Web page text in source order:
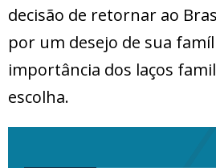
decisão de retornar ao
por um desejo de sua
importância dos laços
escolha.